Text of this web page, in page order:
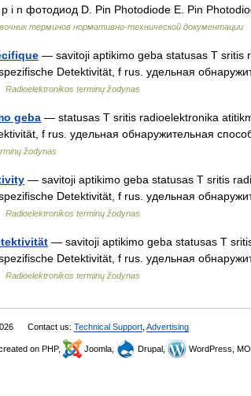
i n фотодиод D. Pin Photodiode E. Pin
терминов нормативно-технической документации
— savitoji aptikimo geba statusas T sritis
Detektivität, f rus. удельная
Radioelektronikos terminų žodynas
geba — statusas T sritis radioelektronika
f rus. удельная обнаружительная
žodynas
— savitoji aptikimo geba statusas T sritis
Detektivität, f rus. удельная
Radioelektronikos terminų žodynas
— savitoji aptikimo geba statusas T
Detektivität, f rus. удельная
Radioelektronikos terminų žodynas
Contact us: Technical Support Advertising
created on PHP, Joomla, Drupal, WordPress,